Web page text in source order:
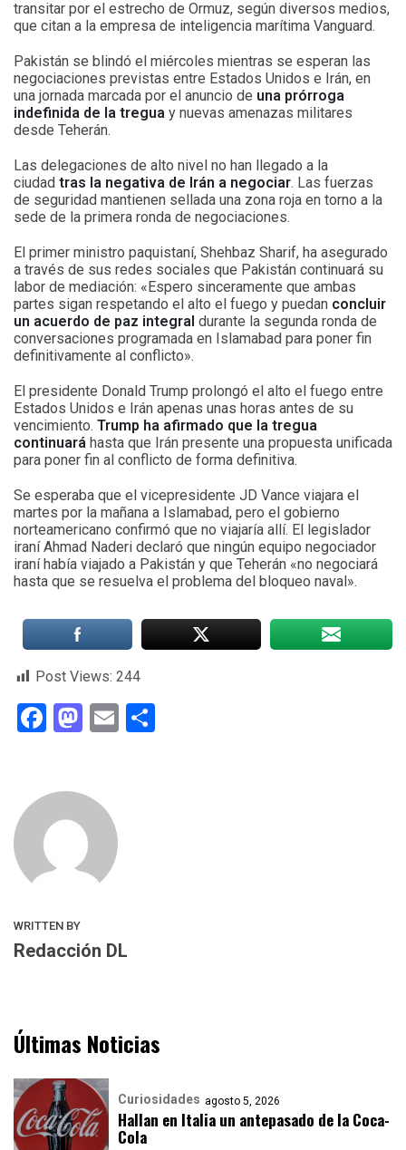
transitar por el estrecho de Ormuz, según diversos medios,
que citan a la empresa de inteligencia marítima Vanguard.
Pakistán se blindó el miércoles mientras se esperan las
negociaciones previstas entre Estados Unidos e Irán, en
una jornada marcada por el anuncio de una prórroga
indefinida de la tregua y nuevas amenazas militares
desde Teherán.
Las delegaciones de alto nivel no han llegado a la
ciudad tras la negativa de Irán a negociar. Las fuerzas
de seguridad mantienen sellada una zona roja en torno a la
sede de la primera ronda de negociaciones.
El primer ministro paquistaní, Shehbaz Sharif, ha asegurado
a través de sus redes sociales que Pakistán continuará su
labor de mediación: «Espero sinceramente que ambas
partes sigan respetando el alto el fuego y puedan concluir
un acuerdo de paz integral durante la segunda ronda de
conversaciones programada en Islamabad para poner fin
definitivamente al conflicto».
El presidente Donald Trump prolongó el alto el fuego entre
Estados Unidos e Irán apenas unas horas antes de su
vencimiento. Trump ha afirmado que la tregua
continuará hasta que Irán presente una propuesta unificada
para poner fin al conflicto de forma definitiva.
Se esperaba que el vicepresidente JD Vance viajara el
martes por la mañana a Islamabad, pero el gobierno
norteamericano confirmó que no viajaría allí. El legislador
iraní Ahmad Naderi declaró que ningún equipo negociador
iraní había viajado a Pakistán y que Teherán «no negociará
hasta que se resuelva el problema del bloqueo naval».
Post Views: 244
Facebook
Mastodon
Email
WRITTEN BY
Redacción DL
Últimas Noticias
Curiosidades agosto 5, 2026
Hallan en Italia un antepasado de la Coca-
Cola